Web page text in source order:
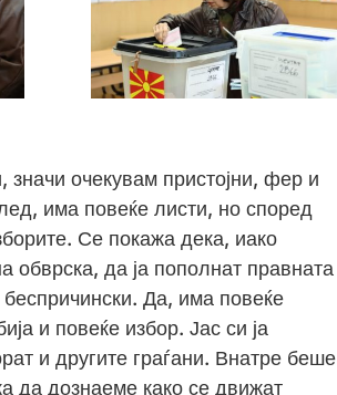
очекувам пристојни, фер и
има повеќе листи, но според
Се покажа дека, иако
обврска, да ја пополнат правната
Да, има повеќе
и повеќе избор. Јас си ја
и другите граѓани. Внатре беше
да дознаеме како се движат